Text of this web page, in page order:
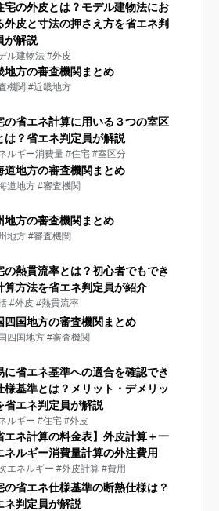
宅の外皮とは？モデル建物法にお
外皮と寸法の押さえ方を省エネ判
が解説
ル建物法 #外皮
地方の審査機関まとめ
機関 #近畿地方
の省エネ計算に用いる３つの室区
は？省エネ判定員が解説
ルギー消費量 #住宅 #室区分
道地方の審査機関まとめ
道地方 #審査機関
地方の審査機関まとめ
地方 #審査機関
の熱貫流率とは？初心者でもでき
算方法を省エネ判定員が紹介
#外皮 #熱貫流率
四国地方の審査機関まとめ
四国地方 #審査機関
に省エネ基準への適合を確認でき
様基準とは？メリット・デメリッ
省エネ判定員が解説
ルギー #住宅 #外皮
エネ計算の料金表】外皮計算＋一
ネルギー消費量計算の外注費用
エネルギー #外皮計算 #費用
の省エネ仕様基準の断熱仕様は？
ネ判定員が解説